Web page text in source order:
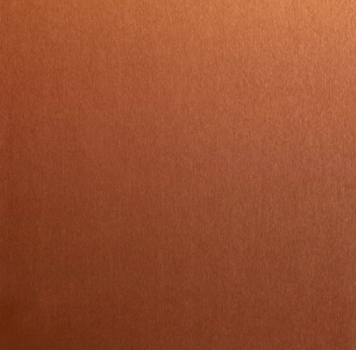
Private lease de Polo extra scherp.